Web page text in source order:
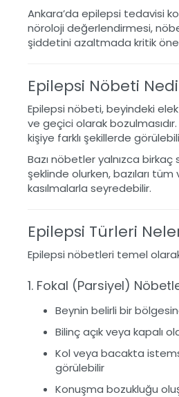
Ankara’da epilepsi tedavisi
nöroloji değerlendirmesi,
şiddetini azaltmada kritik
Epilepsi Nöbeti
Epilepsi nöbeti, beyindeki
ve geçici olarak
kişiye farklı şekillerde
Bazı nöbetler yalnızca birkaç
şeklinde olurken, bazıları
kasılmalarla seyredebilir.
Epilepsi Türleri
Epilepsi nöbetleri temel olarak
1. Fokal (Parsiyel)
Beynin belirli bir
Bilinç açık veya kapalı
Kol veya bacakta
görülebilir
Konuşma bozukluğu